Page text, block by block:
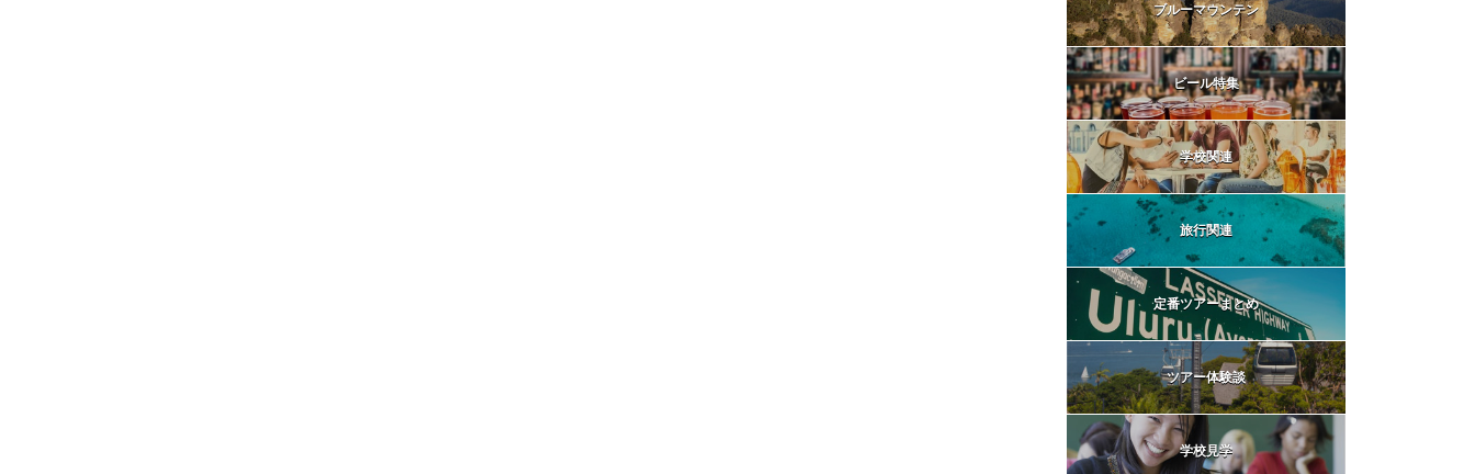
ブルーマウンテン
ビール特集
学校関連
旅行関連
定番ツアーまとめ
ツアー体験談
学校見学